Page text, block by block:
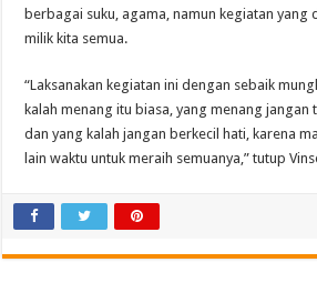
berbagai suku, agama, namun kegiatan yang
milik kita semua.
“Laksanakan kegiatan ini dengan sebaik
kalah menang itu biasa, yang menang
dan yang kalah jangan berkecil hati, karena
lain waktu untuk meraih semuanya,” tutup